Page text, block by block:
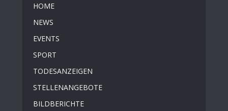
HOME
NEWS
EVENTS
SPORT
TODESANZEIGEN
STELLENANGEBOTE
BILDBERICHTE